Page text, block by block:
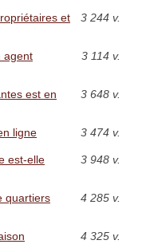
et
3 244 v.
agent
3 114 v.
est en
3 648 v.
ligne 3 474 v.
est-elle
3 948 v.
quartiers
4 285 v.
4 325 v.